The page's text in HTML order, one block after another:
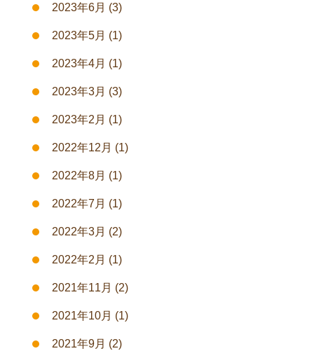
2023年6月 (3)
2023年5月 (1)
2023年4月 (1)
2023年3月 (3)
2023年2月 (1)
2022年12月 (1)
2022年8月 (1)
2022年7月 (1)
2022年3月 (2)
2022年2月 (1)
2021年11月 (2)
2021年10月 (1)
2021年9月 (2)